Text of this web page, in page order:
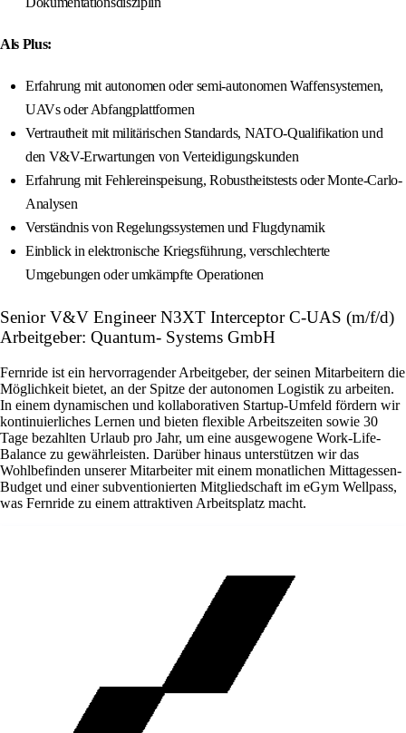
Als Plus:
Erfahrung mit autonomen oder semi-autonomen Waffensystemen,
UAVs oder Abfangplattformen
Vertrautheit mit militärischen Standards, NATO-Qualifikation und
den V&V-Erwartungen von Verteidigungskunden
Erfahrung mit Fehlereinspeisung, Robustheitstests oder Monte-Carlo-
Analysen
Verständnis von Regelungssystemen und Flugdynamik
Einblick in elektronische Kriegsführung, verschlechterte
Umgebungen oder umkämpfte Operationen
Senior V&V Engineer N3XT Interceptor C‑UAS (m/f/d)
Arbeitgeber: Quantum- Systems GmbH
Fernride ist ein hervorragender Arbeitgeber, der seinen Mitarbeitern die
Möglichkeit bietet, an der Spitze der autonomen Logistik zu arbeiten.
In einem dynamischen und kollaborativen Startup-Umfeld fördern wir
kontinuierliches Lernen und bieten flexible Arbeitszeiten sowie 30
Tage bezahlten Urlaub pro Jahr, um eine ausgewogene Work-Life-
Balance zu gewährleisten. Darüber hinaus unterstützen wir das
Wohlbefinden unserer Mitarbeiter mit einem monatlichen Mittagessen-
Budget und einer subventionierten Mitgliedschaft im eGym Wellpass,
was Fernride zu einem attraktiven Arbeitsplatz macht.